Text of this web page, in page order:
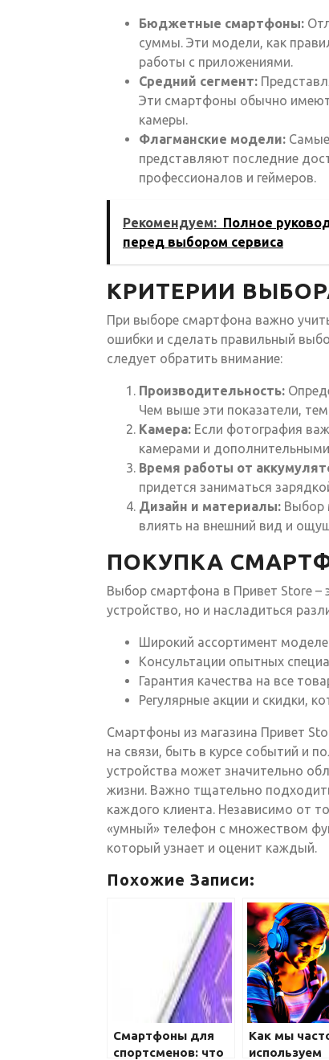
Бюджетные смартфоны:
суммы. Эти модели, как
работы с приложениями.
Средний сегмент:
Эти смартфоны обычно
камеры.
Флагманские модели:
представляют последние
профессионалов и геймеров.
Рекомендуем: Полное
перед выбором сервиса
КРИТЕРИИ
При выборе смартфона важно
ошибки и сделать правильный
следует обратить внимание:
Производительность:
Чем выше эти показатели,
Камера: Если фотография
камерами и
Время работы от
придется заниматься
Дизайн и материалы: Выбор
влиять на внешний вид и
ПОКУПКА
Выбор смартфона в Привет Store –
устройство, но и насладиться
Широкий ассортимент
Консультации опытных
Гарантия качества на все
Регулярные акции и скидки,
Смартфоны из магазина Привет
на связи, быть в курсе событий и
устройства может значительно
жизни. Важно тщательно
каждого клиента. Независимо от
«умный» телефон с множеством
который узнает и оценит каждый.
Похожие Записи:
Смартфоны для
спортсменов: что
Как мы
используем